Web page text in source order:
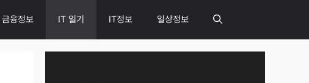
금융정보 IT 일기 IT정보 일상정보